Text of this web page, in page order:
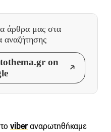
άρθρα μας στα
αναζήτησης
on
viberαναρωτηθήκαμε